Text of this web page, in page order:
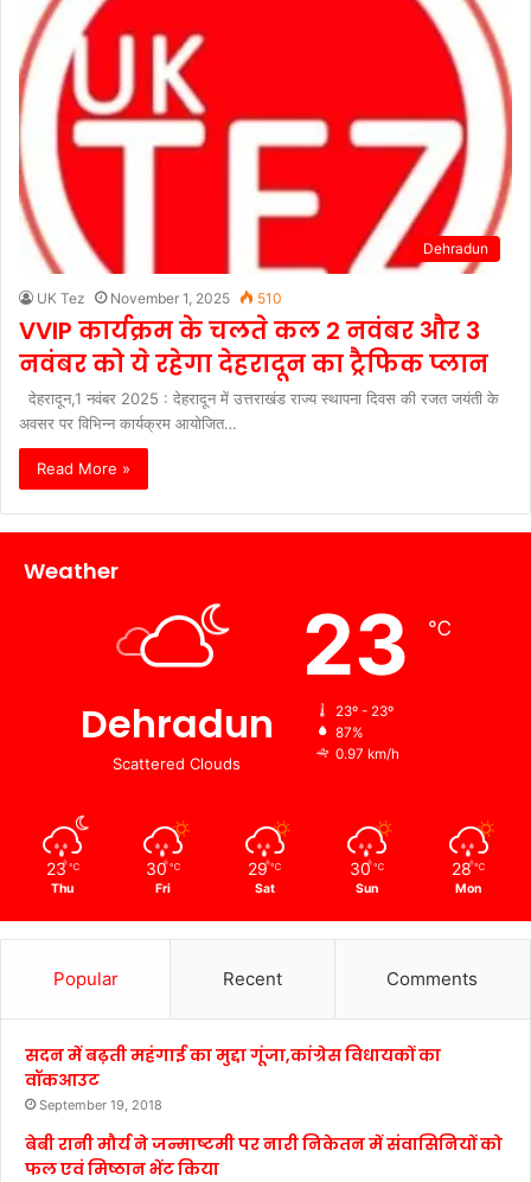
Dehradun
UK Tez November 1, 2025 510
VVIP कार्यक्रम के चलते कल 2 नवंबर और 3
नवंबर को ये रहेगा देहरादून का ट्रैफिक प्लान
देहरादून,1 नवंबर 2025 : देहरादून में उत्तराखंड राज्य स्थापना दिवस की रजत जयंती के
अवसर पर विभिन्न कार्यक्रम आयोजित…
Read More »
Weather
Dehradun
Scattered Clouds
23 ℃
23º - 23º
87%
0.97 km/h
23 ℃
Thu
30 ℃
Fri
29 ℃
Sat
30 ℃
Sun
28 ℃
Mon
Popular Recent Comments
सदन में बढ़ती महंगाई का मुद्दा गूंजा,कांग्रेस विधायकों का
वॉकआउट
September 19, 2018
बेबी रानी मौर्य ने जन्माष्टमी पर नारी निकेतन में संवासिनियों को
फल एवं मिष्ठान भेंट किया